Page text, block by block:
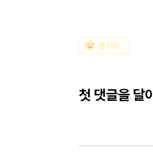
emoji_emotions 좋아요
첫 댓글을 달